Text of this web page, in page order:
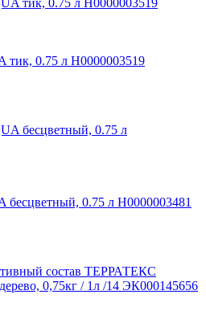
0.75 л Н0000003519
0.75 л Н0000003481